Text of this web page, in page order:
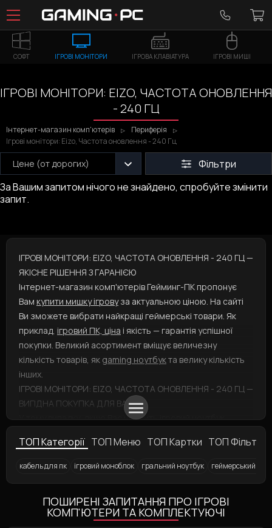
СОФТ ІГРОВІ МОНІТОРИ ІГРОВА КЛАВІАТУРА ІГРОВІ МИШІ
ІГРОВІ МОНІТОРИ: EIZO, ЧАСТОТА ОНОВЛЕННЯ
- 240 ГЦ
Інтернет-магазин комп'ютерів
Периферія
Ігрові монітори: Eizo, Частота оновлення - 240 Гц
Цене (от дорогих)
Фільтри
За Вашим запитом нічого не знайдено, спробуйте змінити
запит.
ІГРОВІ МОНІТОРИ: EIZO, ЧАСТОТА ОНОВЛЕННЯ - 240 ГЦ —
ЯКІСНЕ РІШЕННЯ З ГАРАНІЄЮ
Інтернет-магазин комп'ютерів Гейминг-ПК пропонує
Вам купити мишку ігровуза актуальною ціною. На сайті
Ви зможете вибрати найкращі геймерські товари. Як
приклад, ігровий ПК, ціна і якість — гарантія успішної
покупки. Великий асортимент вміщує величезну
кількість товарів, як gaming ноутбукта велику кількість
інших.
ІГРОВІ МОНІТОРИ: EIZO, ЧАСТОТА ОНОВЛЕННЯ - 240 ГЦ —
ВИГІДНА ПОКУПКА ДЛЯ ВАС
У тому випадку, якщо Вас цікавитьігровий ноутбук,
вибравши кращий тип доставки та оплати. Аігрові
ноутбукипредставлені у різних варіаціях: вибирайте
ТОП Категорії ТОП Меню ТОП Картки ТОП Фільтри
кабель для пк ігровий моноблок гральний ноутбук
геймерський
Ігровий комп'ютер
Ігрові ноутбуки Аксесуари для геймерів Ігрова
Ігрове крісло Cougar Armor One X Dark Green Ігровий комп'ютер Core i5
Ігрові клавіатури у Києві Ігрові крісла у Києві Ігрові клавіатури без
ПОШИРЕНІ ЗАПИТАННЯ ПРО ІГРОВІ
КОМП'ЮТЕРИ ТА КОМПЛЕКТУЮЧІ